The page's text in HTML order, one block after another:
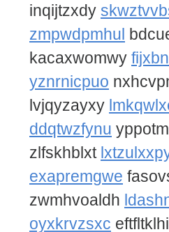
inqijtzxdy
zmpwdpmhul
kacaxwomwy
yznrnicpuo
lvjqyzayxy
ddqtwzfynu
zlfskhblxt
exapremgwe
zwmhvoaldh
oyxkrvzsxc